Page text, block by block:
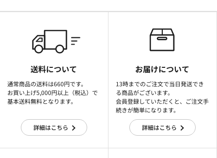
送料について
通常商品の送料は660円です。
お買い上げ5,000円以上（税込）で
基本送料無料となります。
詳細はこちら
お届けについて
13時までのご注文で当日発送でき
る商品がございます。
会員登録していただくと、ご注文手
続きが簡単になります。
詳細はこちら